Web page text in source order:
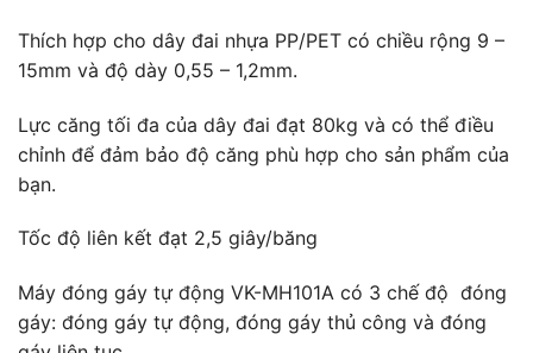
Thích hợp cho dây đai nhựa PP/PET có chiều rộng 9 –
15mm và độ dày 0,55 – 1,2mm.
Lực căng tối đa của dây đai đạt 80kg và có thể điều
chỉnh để đảm bảo độ căng phù hợp cho sản phẩm của
bạn.
Tốc độ liên kết đạt 2,5 giây/băng
Máy đóng gáy tự động VK-MH101A có 3 chế độ đóng
gáy: đóng gáy tự động, đóng gáy thủ công và đóng